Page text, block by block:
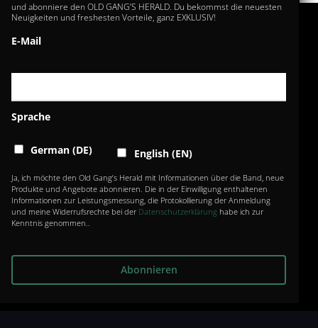
Datenschutz
facebook youtube instagramspotify
tiktok email
und abonniere den OLD GANG’S HERALD. Du bekommst die neuesten
Neuigkeiten und freshesten Vorteile, ganz EXKLUSIV!
E-Mail
Sprache
German (DE) English (EN)
Ja, ich möchte den Old Gang’s Herald mit Informationen über die Band, neue
Produkte und Angebote abonnieren. Die in der Einwilligung enthaltenen
Informationen zur Leistungsmessung, die Protokollierung der Anmeldung
und meine Widerrufsrechte bei der Datenschutzerklärung habe ich zur
Kenntnis genommen..